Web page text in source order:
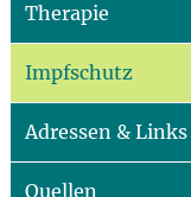
Therapie
Impfschutz
Adressen & Links
Quellen